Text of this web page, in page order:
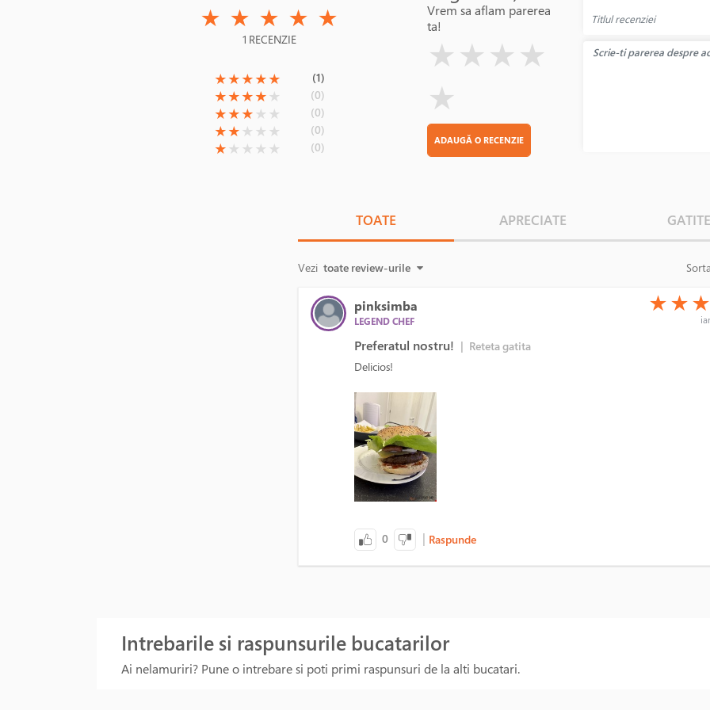
★ ★ ★ ★ ★
1 RECENZIE
(*)
★(*)
★(*)
★(*)
★(*)
★ (1)
(*)
★(*)
★(*)
★(*)
★ ( )
★ (0)
(*)
★(*)
★(*)
★ ( )
★ ( )
★ (0)
(*)
★(*)
★ ( )
★ ( )
★ ( )
★ (0)
(*)
★ ( )
★ ( )
★ ( )
★ ( )
★ (0)
Vrem sa aflam parerea
ta!
★ ★ ★ ★
★
ADAUGĂ O RECENZIE
TOATE APRECIATE GATITE
Vezi toate review-urile
pinksimba
LEGEND CHEF
(*)
★ (*)
★ (*)
★
Preferatul nostru! | Reteta gatita
Delicios!
0 | Raspunde
Intrebarile si raspunsurile bucatarilor
Ai nelamuriri? Pune o intrebare si poti primi raspunsuri de la alti bucatari.